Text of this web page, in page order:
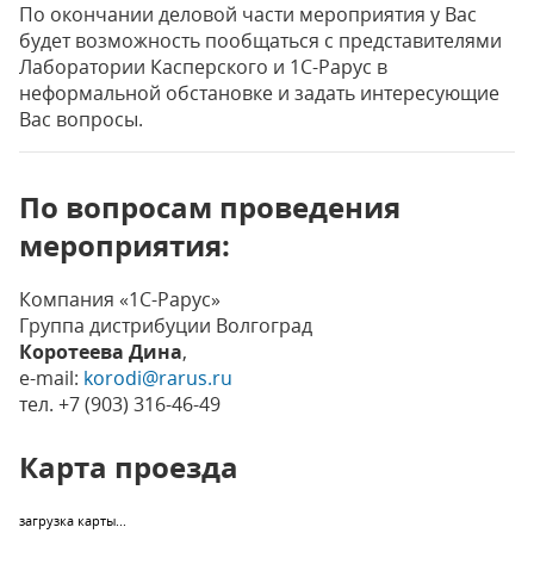
По окончании деловой части мероприятия у Вас
будет возможность пообщаться с представителями
Лаборатории Касперского и 1С-Рарус в
неформальной обстановке и задать интересующие
Вас вопросы.
По вопросам проведения
мероприятия:
Компания «1С-Рарус»
Группа дистрибуции Волгоград
Коротеева Дина,
e-mail: korodi@rarus.ru
тел. +7 (903) 316-46-49
Карта проезда
загрузка карты...